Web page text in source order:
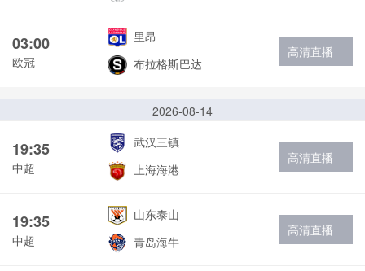
03:00
欧冠
里昂
布拉格斯巴达
高清直播
2026-08-14
19:35
中超
武汉三镇
上海海港
高清直播
19:35
中超
山东泰山
青岛海牛
高清直播